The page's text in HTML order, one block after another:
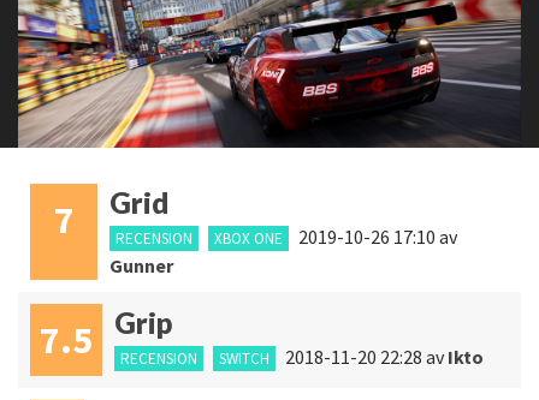
7 Grid
RECENSION XBOX ONE 2019-10-26 17:10 av
Gunner
7.5 Grip
RECENSION SWITCH 2018-11-20 22:28 avIkto